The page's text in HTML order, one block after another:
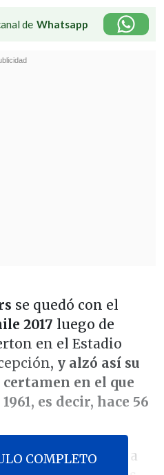
de Whatsapp
se quedó con el
2017 luego de
en el Estadio
, y alzó así su
en el que
es decir, hace 56
"caturros" igualan a
COMPLETO